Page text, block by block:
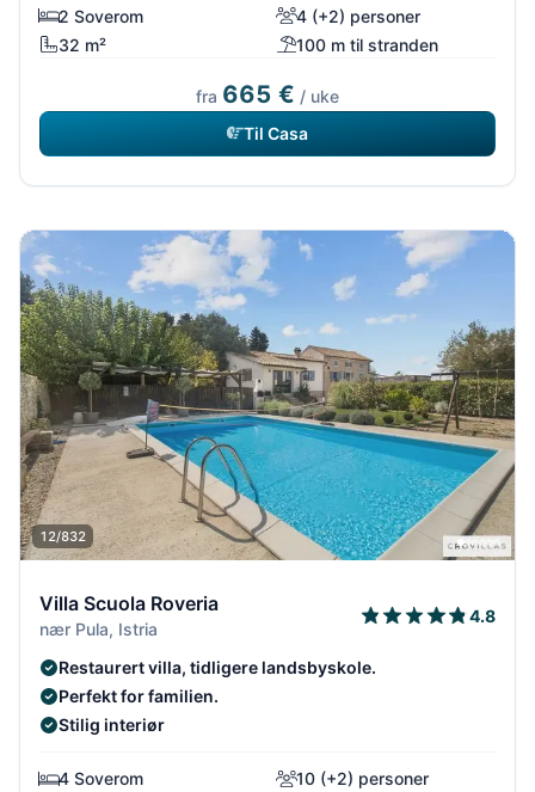
2 Soverom
4 (+2) personer
32 m²
100 m til stranden
fra 665 € / uke
Til Casa
12/832
Villa Scuola Roveria
nær Pula, Istria
4.8
Restaurert villa, tidligere landsbyskole.
Perfekt for familien.
Stilig interiør
4 Soverom
10 (+2) personer